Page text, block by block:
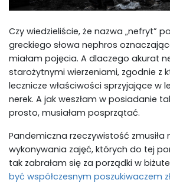
Czy wiedzieliście, że nazwa „nefryt”
greckiego słowa nephros
miałam pojęcia. A dlaczego akurat
starożytnymi wierzeniami, zgodnie z
lecznicze właściwości sprzyjające w
nerek. A jak weszłam w posiadanie
prosto, musiałam posprzątać.
Pandemiczna rzeczywistość zmusiła
wykonywania zajęć, których do tej
tak zabrałam się za porządki w
być współczesnym poszukiwaczem